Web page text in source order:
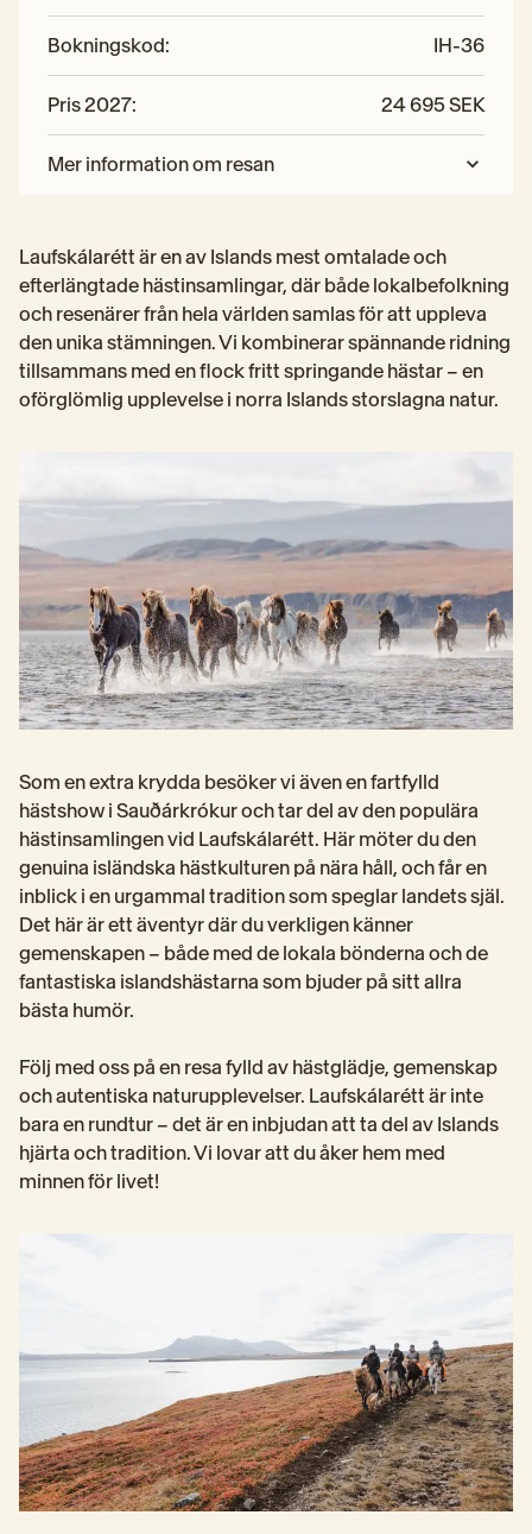
Bokningskod: IH-36
Pris 2027: 24 695 SEK
Mer information om resan
Laufskálarétt är en av Islands mest omtalade och
efterlängtade hästinsamlingar, där både lokalbefolkning
och resenärer från hela världen samlas för att uppleva
den unika stämningen. Vi kombinerar spännande ridning
tillsammans med en flock fritt springande hästar – en
oförglömlig upplevelse i norra Islands storslagna natur.
Som en extra krydda besöker vi även en fartfylld
hästshow i Sauðárkrókur och tar del av den populära
hästinsamlingen vid Laufskálarétt. Här möter du den
genuina isländska hästkulturen på nära håll, och får en
inblick i en urgammal tradition som speglar landets själ.
Det här är ett äventyr där du verkligen känner
gemenskapen – både med de lokala bönderna och de
fantastiska islandshästarna som bjuder på sitt allra
bästa humör.
Följ med oss på en resa fylld av hästglädje, gemenskap
och autentiska naturupplevelser. Laufskálarétt är inte
bara en rundtur – det är en inbjudan att ta del av Islands
hjärta och tradition. Vi lovar att du åker hem med
minnen för livet!